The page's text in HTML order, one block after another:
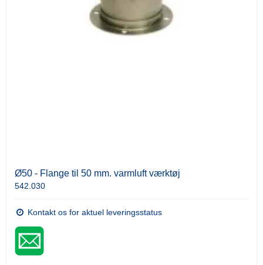
Ø50 - Flange til 50 mm. varmluft værktøj
542.030
Kontakt os for aktuel leveringsstatus